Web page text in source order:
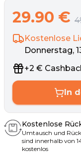
29.90 €
Kostenlose
Donnerstag,
+2 €
In
Kostenlose
Umtausch und
sind innerhalb von
kostenlos